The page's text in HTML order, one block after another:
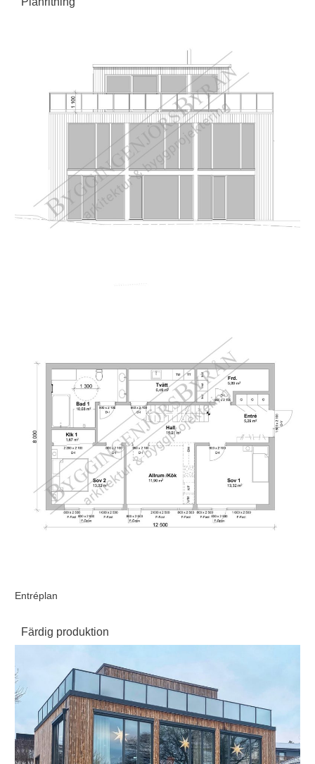
Entréplan
Färdig produktion